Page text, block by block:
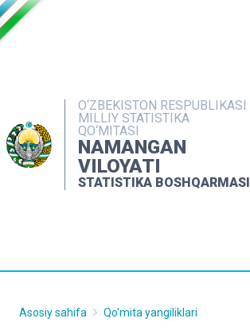
O‘ZBEKISTON RESPUBLIKASI
MILLIY STATISTIKA
QO‘MITASI
NAMANGAN
VILOYATI
STATISTIKA BOSHQARMASI
NASHRLAR
INTERAKTIV XIZMATLAR
MATBUOT XIZMATI
MUROJAATLAR
Asosiy sahifa Qo'mita yangiliklari